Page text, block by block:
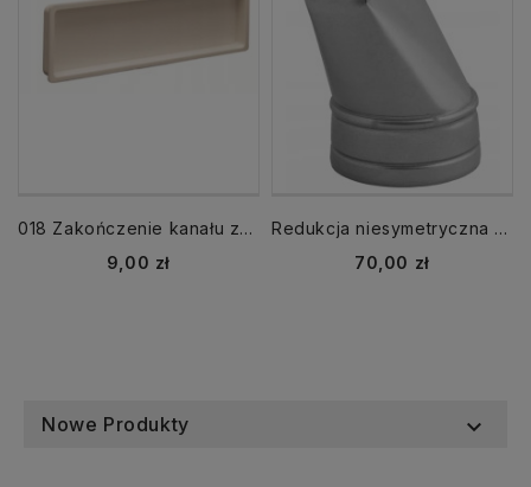
018 Zakończenie kanału zaślepka 110x55 mm
Cena
9,00 zł
Redukcja niesymetryczna RDSS 200x90 fi 100 mm
Cena
70,00 zł
Nowe Produkty 